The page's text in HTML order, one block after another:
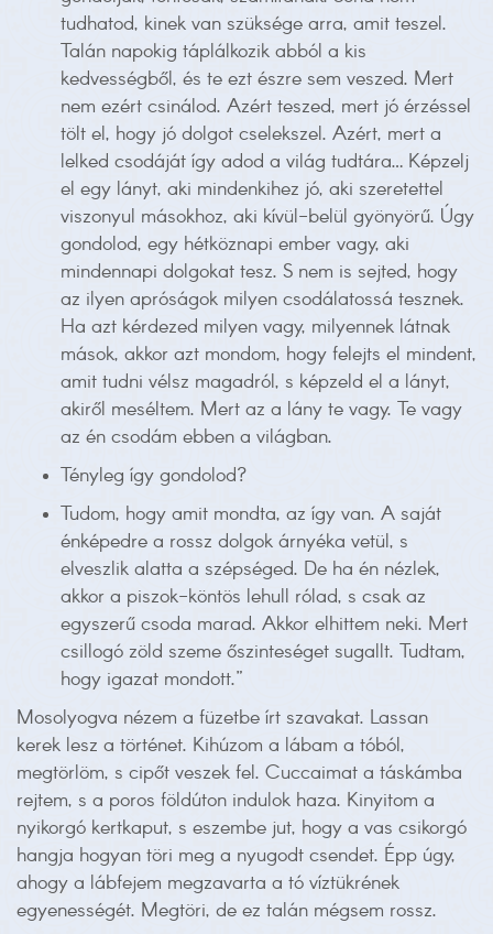
tudhatod, kinek van szüksége arra, amit teszel.
Talán napokig táplálkozik abból a kis
kedvességből, és te ezt észre sem veszed. Mert
nem ezért csinálod. Azért teszed, mert jó érzéssel
tölt el, hogy jó dolgot cselekszel. Azért, mert a
lelked csodáját így adod a világ tudtára… Képzelj
el egy lányt, aki mindenkihez jó, aki szeretettel
viszonyul másokhoz, aki kívül-belül gyönyörű. Úgy
gondolod, egy hétköznapi ember vagy, aki
mindennapi dolgokat tesz. S nem is sejted, hogy
az ilyen apróságok milyen csodálatossá tesznek.
Ha azt kérdezed milyen vagy, milyennek látnak
mások, akkor azt mondom, hogy felejts el mindent,
amit tudni vélsz magadról, s képzeld el a lányt,
akiről meséltem. Mert az a lány te vagy. Te vagy
az én csodám ebben a világban.
Tényleg így gondolod?
Tudom, hogy amit mondta, az így van. A saját
énképedre a rossz dolgok árnyéka vetül, s
elveszlik alatta a szépséged. De ha én nézlek,
akkor a piszok-köntös lehull rólad, s csak az
egyszerű csoda marad. Akkor elhittem neki. Mert
csillogó zöld szeme őszinteséget sugallt. Tudtam,
hogy igazat mondott.”
Mosolyogva nézem a füzetbe írt szavakat. Lassan
kerek lesz a történet. Kihúzom a lábam a tóból,
megtörlöm, s cipőt veszek fel. Cuccaimat a táskámba
rejtem, s a poros földúton indulok haza. Kinyitom a
nyikorgó kertkaput, s eszembe jut, hogy a vas csikorgó
hangja hogyan töri meg a nyugodt csendet. Épp úgy,
ahogy a lábfejem megzavarta a tó víztükrének
egyenességét. Megtöri, de ez talán mégsem rossz.